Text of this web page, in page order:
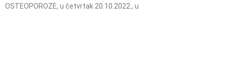
OSTEOPOROZE, u četvrtak 20.10.2022., u